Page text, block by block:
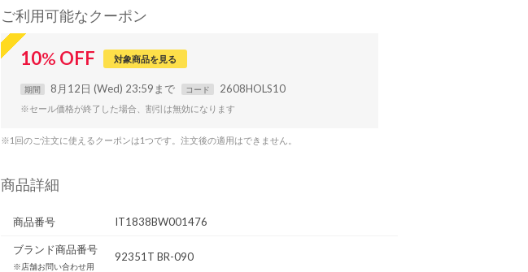
ご利用可能なクーポン
10% OFF 対象商品を見る
期間 8月12日 (Wed) 23:59まで コード 2608HOLS10
※セール価格が終了した場合、割引は無効になります
※1回のご注文に使えるクーポンは1つです。注文後の適用はできません。
商品詳細
商品番号 IT1838BW001476
ブランド商品番号
※店舗お問い合わせ用
92351T BR-090